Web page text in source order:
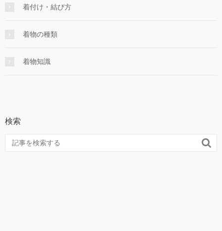
着付け・結び方
着物の種類
着物知識
検索
